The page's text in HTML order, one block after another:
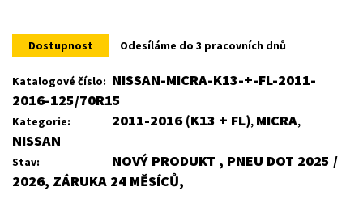
was:
4
343,30Kč.
is:
3
Dostupnost Odesíláme do 3 pracovních dnů
Katalogové číslo: NISSAN-MICRA-K13-+-FL-2011-
2016-125/70R15
Kategorie: 2011-2016 (K13 + FL), MICRA,
NISSAN
Stav:
NOVÝ PRODUKT , PNEU DOT 2025 /
2026, ZÁRUKA 24 MĚSÍCŮ,